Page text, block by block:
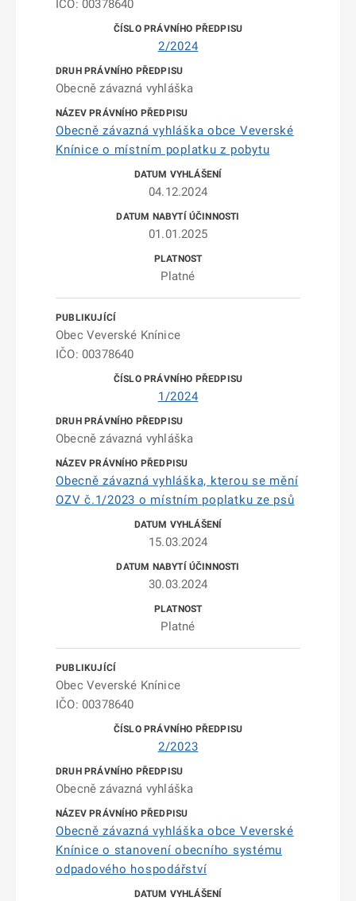
IČO: 00378640
2/2024
Obecně závazná vyhláška
Obecně závazná vyhláška obce Veverské
Knínice o místním poplatku z pobytu
04.12.2024
01.01.2025
Platné
Obec Veverské Knínice
IČO: 00378640
1/2024
Obecně závazná vyhláška
Obecně závazná vyhláška, kterou se mění
OZV č.1/2023 o místním poplatku ze psů
15.03.2024
30.03.2024
Platné
Obec Veverské Knínice
IČO: 00378640
2/2023
Obecně závazná vyhláška
Obecně závazná vyhláška obce Veverské
Knínice o stanovení obecního systému
odpadového hospodářství